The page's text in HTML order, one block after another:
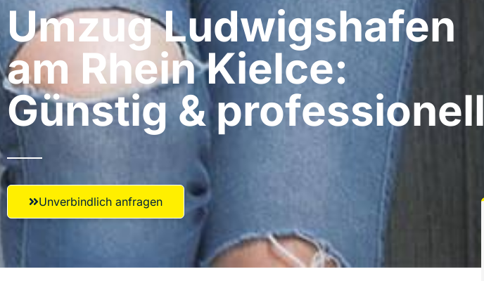
Umzug Ludwigshafen
am Rhein​ Kielce:
Günstig & professionell​
Unverbindlich anfragen